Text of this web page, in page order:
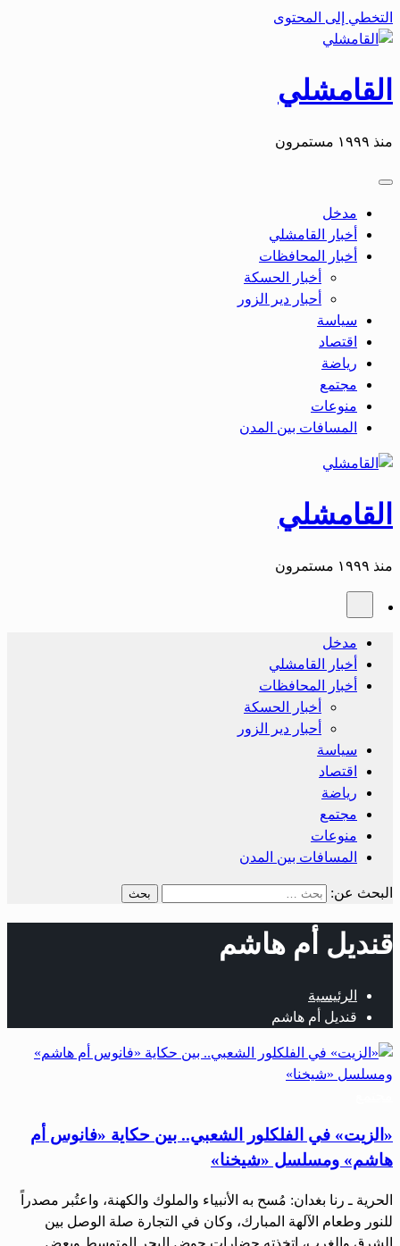
التخطي إلى المحتوى
القامشلي
منذ ١٩٩٩ مستمرون
مدخل
أخبار القامشلي
أخبار المحافظات
أخبار الحسكة
أحبار دير الزور
سياسة
اقتصاد
رياضة
مجتمع
منوعات
المسافات بين المدن
القامشلي
منذ ١٩٩٩ مستمرون
مدخل
أخبار القامشلي
أخبار المحافظات
أخبار الحسكة
أحبار دير الزور
سياسة
اقتصاد
رياضة
مجتمع
منوعات
المسافات بين المدن
البحث عن:
قنديل أم هاشم
الرئيسية
قنديل أم هاشم
«الزيت» في الفلكلور الشعبي.. بين حكاية «فانوس أم
هاشم» ومسلسل «شيخنا»
الحرية ـ رنا بغدان: مُسح به الأنبياء والملوك والكهنة، واعتُبر مصدراً
للنور وطعام الآلهة المبارك، وكان في التجارة صلة الوصل بين
الشرق والغرب، اتخذته حضارات حوض البحر المتوسط وبعض